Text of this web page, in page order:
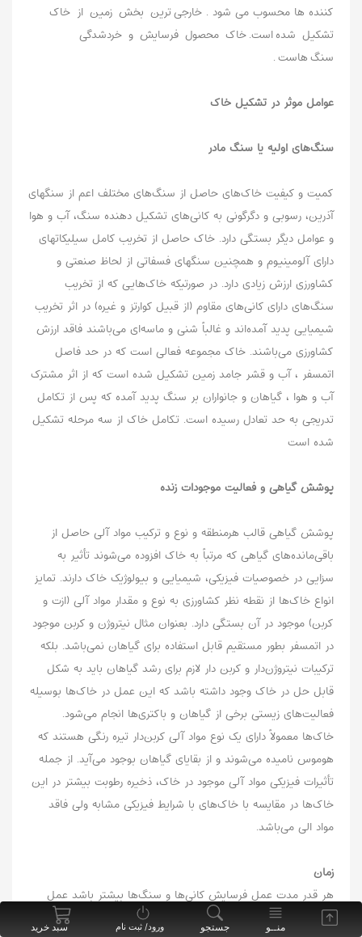
کننده ها محسوب می شود . خارجی ترین بخش زمین از خاک
تشکیل شده است. خاک محصول فرسایش و خردشدگی
سنگ هاست .
عوامل موثر در تشکیل خاک
سنگ‌های اولیه یا سنگ مادر
کمیت و کیفیت خاک‌های حاصل از سنگ‌های مختلف اعم از سنگهای
آذرین، رسوبی و دگرگونی به کانی‌های تشکیل دهنده سنگ، آب و هوا
و عوامل دیگر بستگی دارد. خاک حاصل از تخریب کامل سیلیکاتهای
دارای آلومینیوم و همچنین سنگهای فسفاتی از لحاظ صنعتی و
کشاورزی ارزش زیادی دارد. در صورتیکه خاک‌هایی که از تخریب
سنگ‌های دارای کانی‌های مقاوم (از قبیل کوارتز و غیره) در اثر تخریب
شیمیایی پدید آمده‌اند و غالباً شنی و ماسه‌ای می‌باشند فاقد ارزش
کشاورزی می‌باشند. خاک مجموعه فعالی است که در حد فاصل
اتمسفر ، آب و قشر جامد زمین تشکیل شده است که از اثر مشترک
آب و هوا ، گیاهان و جانواران بر سنگ پدید آمده که پس از تکامل
تدریجی به حد تعادل رسیده است. تکامل خاک از سه مرحله تشکیل
شده است
پوشش گیاهی و فعالیت موجودات زنده
پوشش گیاهی قالب هرمنطقه و نوع و ترکیب مواد آلی حاصل از
باقی‌مانده‌های گیاهی که مرتباً به خاک افزوده می‌شوند تأثیر به
سزایی در خصوصیات فیزیکی، شیمیایی و بیولوژیک خاک دارند. تمایز
انواع خاک‌ها از نقطه نظر کشاورزی به نوع و مقدار مواد آلی (ازت و
کربن) موجود در آن بستگی دارد. بعنوان مثال نیتروژن و کربن موجود
در اتمسفر بطور مستقیم قابل استفاده برای گیاهان نمی‌باشد. بلکه
ترکیبات نیتروژن‌دار و کربن دار لازم برای رشد گیاهان باید به شکل
قابل حل در خاک وجود داشته باشد که این عمل در خاک‌ها بوسیله
فعالیت‌های زیستی برخی از گیاهان و باکتری‌ها انجام می‌شود.
خاک‌ها معمولاً دارای یک نوع مواد آلی کربن‌دار تیره رنگی هستند که
هوموس نامیده می‌شوند و از بقایای گیاهان بوجود می‌آید. از جمله
تأثیرات فیزیکی مواد آلی موجود در خاک، ذخیره رطوبت بیشتر در این
خاک‌ها در مقایسه با خاک‌های با شرایط فیزیکی مشابه ولی فاقد
مواد الی می‌باشد.
زمان
هر قدر مدت عمل فرسایش کانی‌ها و سنگ‌ها بیشتر باشد عمل
تخریب فیزیکی و شیمیایی کاملتر انجام می‌گیرد. زمان فرسایش کامل
منــو جستجو ورود/ ثبت نام سبد خرید